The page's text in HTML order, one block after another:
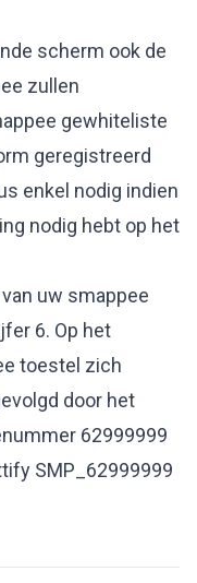
scherm ook de
zullen
gewhiteliste
geregistreerd
enkel nodig indien
nodig hebt op het
uw smappee
6. Op het
toestel zich
door het
62999999
SMP_62999999